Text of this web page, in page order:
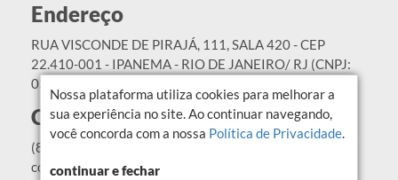
Endereço
RUA VISCONDE DE PIRAJÁ, 111, SALA 420 - CEP
22.410-001 - IPANEMA - RIO DE JANEIRO/ RJ (CNPJ:
03.819.404/0001-08)
Contato
(84) 99409-5979
contato@abor.org.br
Nossa plataforma utiliza cookies para melhorar a
sua experiência no site. Ao continuar navegando,
você concorda com a nossa Política de Privacidade.
continuar e fechar